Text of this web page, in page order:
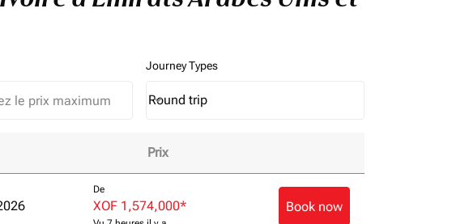
Journey Types
Journey Types option Round trip Selected
Round trip
keyboard_arrow_down
expérience de vol!
Prix
De
XOF 1,574,000* Book now